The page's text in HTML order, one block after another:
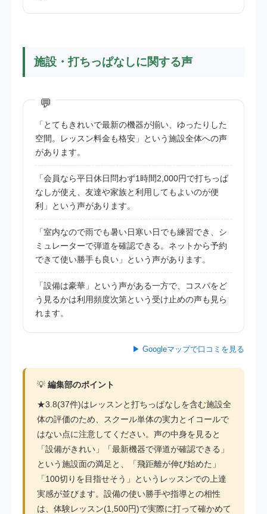
施設・打ちっぱなしに関する声
「とてもきれいで最新の機器が揃い、ゆったりした
空間。レッスン料金も格安」という施設全体への声
があります。
「会員なら平日休日問わず1時間2,000円で打ちっぱ
なしが使え、友達や家族と利用してもよいのが便
利」という声があります。
「室内なので雨でも暑い日寒い日でも練習でき、シ
ミュレーターで弾道を確認できる。ネットから予約
できて使い勝手も良い」という声があります。
「設備は豪華」という声がある一方で、コスパをど
う見るかは利用頻度次第という受け止めの声も見ら
れます。
▶ Googleマップで口コミを見る
💡 編集部のポイント
★3.8(37件)はレッスンと打ちっぱなしを含む施設全
体の評価のため、スクール単体の実力とイコールで
はない点に注意してください。声の中身を見ると
「設備がきれい」「最新機器で弾道が確認できる」
という施設面の満足と、「飛距離が伸び始めた」
「100切りを目指せそう」というレッスンでの上達
実感が並びます。設備の使い勝手や指導との相性
は、体験レッスン(1,500円)で実際に打って確かめて